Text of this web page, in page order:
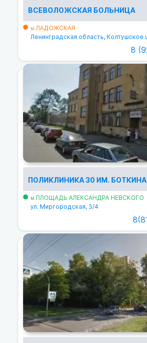
ВСЕВОЛОЖСКАЯ БОЛЬНИЦА
м.ЛАДОЖСКАЯ
Ленинградская область, Колтушское
8
ПОЛИКЛИНИКА 30 ИМ. БОТКИНА
м.ПЛОЩАДЬ АЛЕКСАНДРА НЕВСКОГО
ул. Миргородская, 3/4